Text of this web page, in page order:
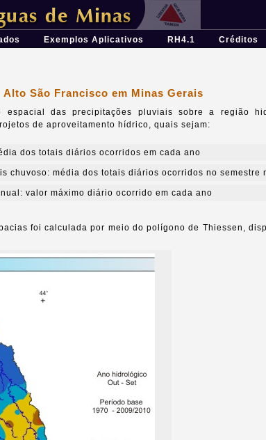
para o planejamento e gestão dos recursos
Exemplos Aplicativos RH4.1 Créditos
São Francisco em Minas Gerais
espacial das precipitações pluviais sobre a região
de aproveitamento hídrico, quais sejam:
dos totais diários ocorridos em cada ano
chuvoso: média dos totais diários ocorridos no semestre
valor máximo diário ocorrido em cada ano
foi calculada por meio do polígono de Thiessen,